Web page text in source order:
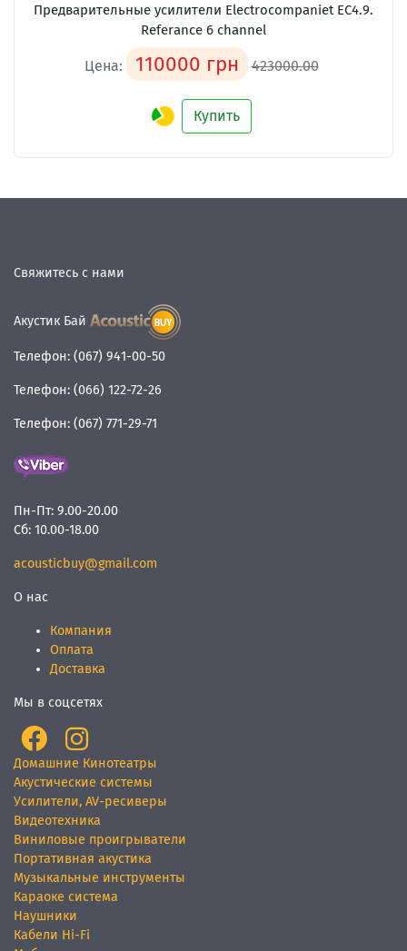
Предварительные усилители Electrocompaniet EC4.9.
Referance 6 channel
Цена: 110000 грн 423000.00
Купить
Свяжитесь с нами
Акустик Бай
Телефон: (067) 941-00-50
Телефон: (066) 122-72-26
Телефон: (067) 771-29-71
Пн-Пт: 9.00-20.00
Сб: 10.00-18.00
acousticbuy@gmail.com
О нас
Компания
Оплата
Доставка
Мы в соцсетях
Домашние Кинотеатры
Акустические системы
Усилители, AV-ресиверы
Видеотехника
Виниловые проигрыватели
Портативная акустика
Музыкальные инструменты
Караоке система
Наушники
Кабели Hi-Fi